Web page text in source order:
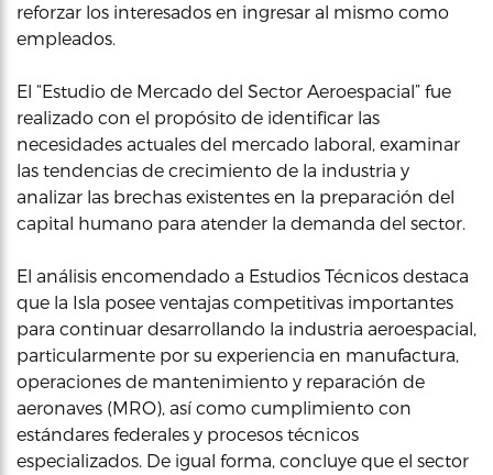
reforzar los interesados en ingresar al mismo como
empleados.
El “Estudio de Mercado del Sector Aeroespacial” fue
realizado con el propósito de identificar las
necesidades actuales del mercado laboral, examinar
las tendencias de crecimiento de la industria y
analizar las brechas existentes en la preparación del
capital humano para atender la demanda del sector.
El análisis encomendado a Estudios Técnicos destaca
que la Isla posee ventajas competitivas importantes
para continuar desarrollando la industria aeroespacial,
particularmente por su experiencia en manufactura,
operaciones de mantenimiento y reparación de
aeronaves (MRO), así como cumplimiento con
estándares federales y procesos técnicos
especializados. De igual forma, concluye que el sector